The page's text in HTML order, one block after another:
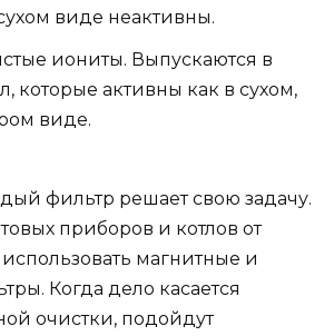
виде неактивны.
иониты. Выпускаются в
которые активны как в сухом,
виде.
фильтр решает свою задачу.
приборов и котлов от
магнитные и
Когда дело касается
очистки, подойдут